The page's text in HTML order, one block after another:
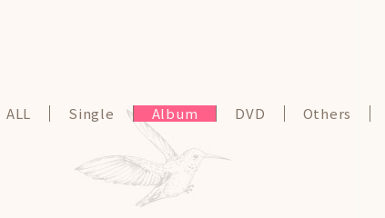
ALL Single Album DVD Others